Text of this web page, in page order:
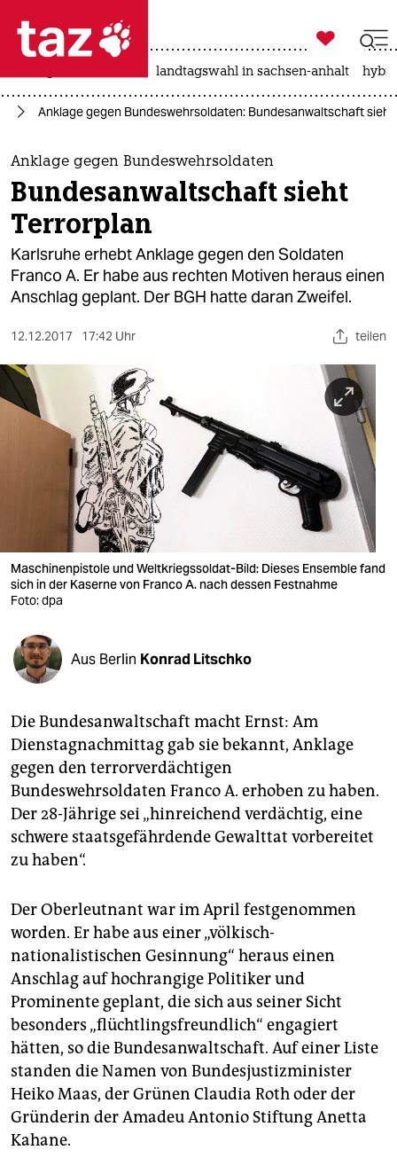
 taz zahl ich
taz zahl ich
themen
politik
öko
gesellschaft
sport
berlin
wahrheit
verlag
veranstaltungen
fragen & hilfe
abo
genossenschaft
epaper login

taz zahl ich
landtagswahl in sachsen-anhalt
Anklage gegen Bundeswehrsoldaten: Bundesanwaltschaft sieht
Anklage gegen Bundeswehrsoldaten
Bundesanwaltschaft sieht
Terrorplan
Karlsruhe erhebt Anklage gegen den Soldaten
Franco A. Er habe aus rechten Motiven heraus einen
Anschlag geplant. Der BGH hatte daran Zweifel.
12.12.2017 17:42 Uhr teilen
Maschinenpistole und Weltkriegssoldat-Bild: Dieses Ensemble fand
sich in der Kaserne von Franco A. nach dessen Festnahme
Foto: dpa
Aus Berlin Konrad Litschko
Die Bundesanwaltschaft macht Ernst: Am
Dienstagnachmittag gab sie bekannt, Anklage
gegen den terrorverdächtigen
Bundeswehrsoldaten Franco A. erhoben zu haben.
Der 28-Jährige sei „hinreichend verdächtig, eine
schwere staatsgefährdende Gewalttat vorbereitet
zu haben“.
Der Oberleutnant war im April festgenommen
worden. Er habe aus einer „völkisch-
nationalistischen Gesinnung“ heraus einen
Anschlag auf hochrangige Politiker und
Prominente geplant, die sich aus seiner Sicht
besonders „flüchtlingsfreundlich“ engagiert
hätten, so die Bundesanwaltschaft. Auf einer Liste
standen die Namen von Bundesjustizminister
Heiko Maas, der Grünen Claudia Roth oder der
Gründerin der Amadeu Antonio Stiftung Anetta
Kahane.